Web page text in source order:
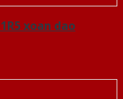
xoan dao